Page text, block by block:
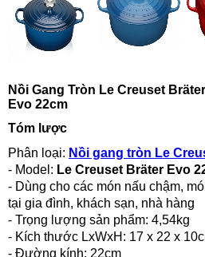
Nồi Gang Tròn Le Creuset Bräter
Evo 22cm
Tóm lược
Phân loại: Nồi gang tròn Le
- Model: Le Creuset Bräter Evo
- Dùng cho các món nấu chậm,
tại gia đình, khách sạn, nhà hàng
- Trọng lượng sản phẩm: 4,54kg
- Kích thước LxWxH: 17 x 22 x
- Đường kính: 22cm